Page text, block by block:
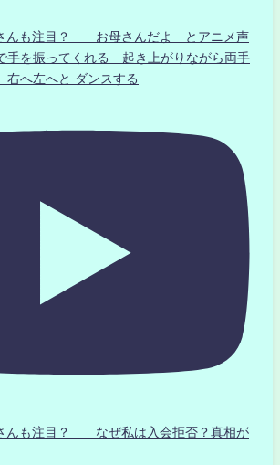
んも注目？ お母さんだよ とアニメ声
手を振ってくれる 起き上がりながら両手
へ左へと ダンスする
んも注目？ なぜ私は入会拒否？真相が